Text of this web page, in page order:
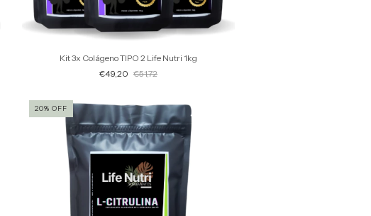
Kit 3x Colágeno TIPO 2 Life Nutri 1kg
€49,20 €51,72
20% OFF